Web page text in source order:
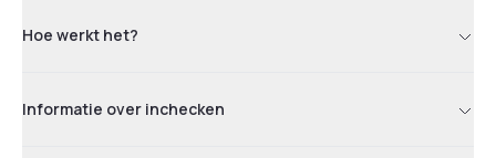
Hoe werkt het?
Informatie over inchecken